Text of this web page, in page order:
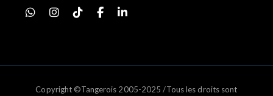
Copyright ©Tangerois 2005-2025 /Tous les droits sont